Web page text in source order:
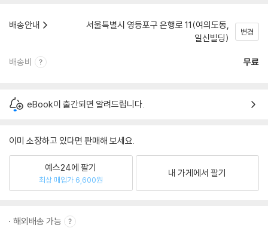
배송안내
서울특별시 영등포구 은행로 11(여의도동,
일신빌딩)
변경
배송비 무료
eBook이 출간되면 알려드립니다.
이미 소장하고 있다면 판매해 보세요.
예스24에 팔기
최상 매입가 6,600원
내 가게에서 팔기
해외배송 가능